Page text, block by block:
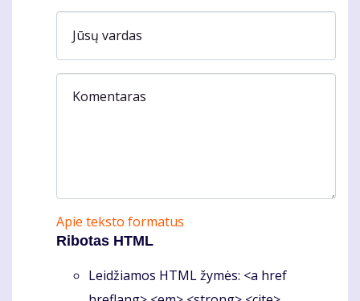
Jūsų vardas
Komentaras
Apie teksto formatus
Ribotas HTML
Leidžiamos HTML žymės: <a href